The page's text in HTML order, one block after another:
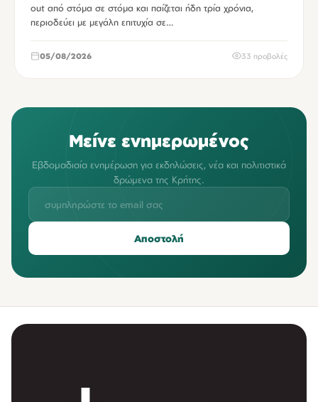
out από στόμα σε στόμα και παίζεται ήδη τρία χρόνια,
περιοδεύει με μεγάλη επιτυχία σε…
05/08/2026 33 προβολές
Μείνε ενημερωμένος
Εβδομαδιαία ενημέρωση για εκδηλώσεις, νέα και πολιτιστικά
δρώμενα της Κρήτης.
Αποστολή